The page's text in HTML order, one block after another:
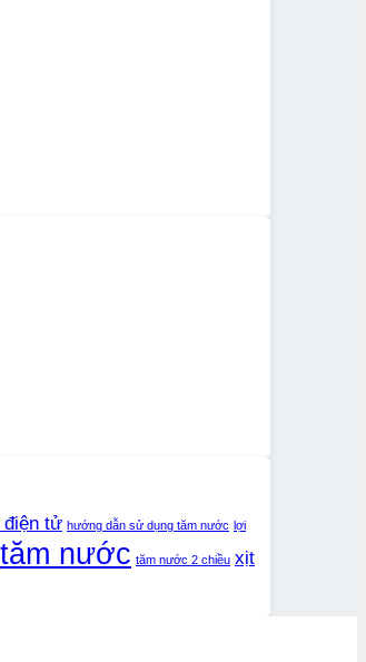
điện tử hướng dẫn sử dụng tăm nước lợi
tăm nước tăm nước 2 chiều xịt